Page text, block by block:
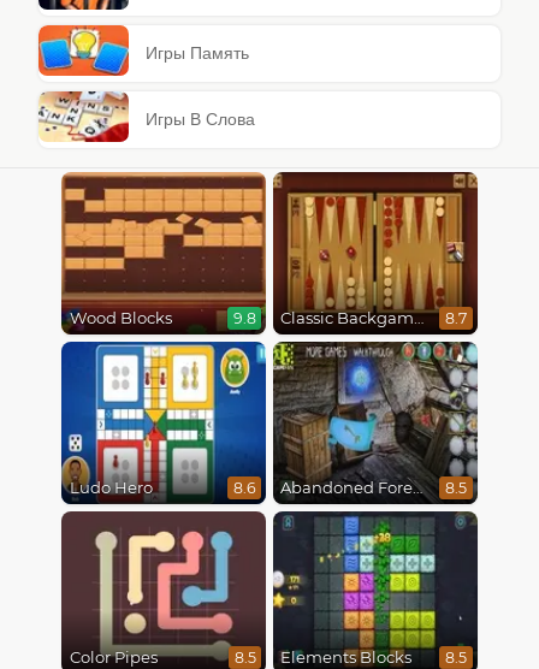
Игры Память
Игры В Слова
Wood Blocks 9.8 Classic Backgammon 8.7
Ludo Hero 8.6 Abandoned Forest House 8.5
Color Pipes 8.5 Elements Blocks 8.5